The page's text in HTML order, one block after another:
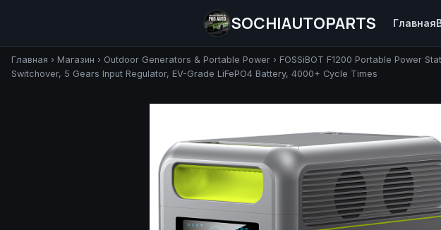
SOCHIAUTOPARTS Главная
Главная › Магазин › Outdoor Generators & Portable Power › FOSSiBOT F1200 Portable Power
Switchover, 5 Gears Input Regulator, EV-Grade LiFePO4 Battery, 4000+ Cycle Times